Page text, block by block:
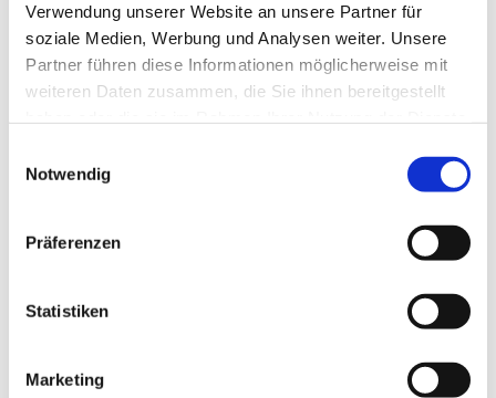
Verwendung unserer Website an unsere Partner für
soziale Medien, Werbung und Analysen weiter. Unsere
Partner führen diese Informationen möglicherweise mit
weiteren Daten zusammen, die Sie ihnen bereitgestellt
Notwendig
Präferenzen
Statistiken
Marketing
Dies könnte Sie auch